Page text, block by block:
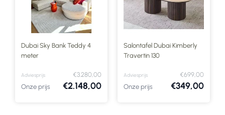
Dubai Sky Bank Teddy 4
meter
Adviesprijs
€3.280,00
Onze prijs
€2.148,00
Salontafel Dubai Kimberly
Travertin 130
Adviesprijs
€699,00
Onze prijs
€349,00